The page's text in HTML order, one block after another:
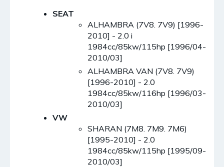
SEAT
ALHAMBRA (7V8. 7V9) [1996-
2010] - 2.0 i
1984cc/85kw/115hp [1996/04-
2010/03]
ALHAMBRA VAN (7V8. 7V9)
[1996-2010] - 2.0
1984cc/85kw/116hp [1996/03-
2010/03]
VW
SHARAN (7M8. 7M9. 7M6)
[1995-2010] - 2.0
1984cc/85kw/115hp [1995/09-
2010/03]